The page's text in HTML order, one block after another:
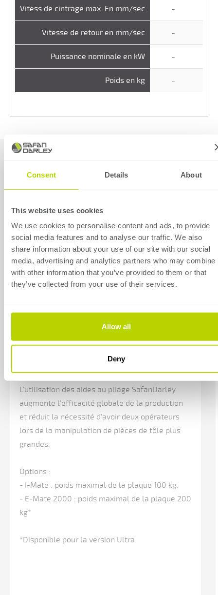
Consent Details About
This website uses cookies
We use cookies to personalise content and ads, to provide
social media features and to analyse our traffic. We also
share information about your use of our site with our social
media, advertising and analytics partners who may combine
with other information that you’ve provided to them or that
they’ve collected from your use of their services.
Allow all
Deny
Vitess de cintrage max. En mm/sec
Vitesse de retour en mm/sec
Puissance nominale en kW
Poids en kg
-
-
-
-
Delem
66T
2D
Control
EC20
Commande
côté
droit
de
la
machine
axes
Y1/Y2
la
L'utilisation des aides au pliage SafanDarley
augmente l'efficacité globale de la production
et réduit la nécessité d'avoir deux opérateurs
lors de la manipulation de pièces de tôle plus
grandes.
Options :
- I-Mate : poids maximal de la plaque 100 kg.
- E-Mate 2000 : poids maximal de la plaque 200
kg*
*Disponible pour la version Ultra